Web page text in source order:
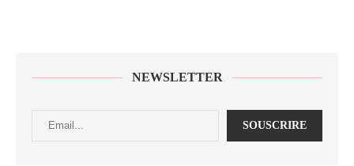
NEWSLETTER